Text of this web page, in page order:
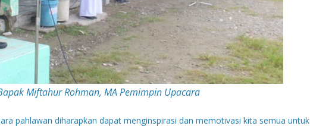
Miftahur Rohman, MA Pemimpin Upacara
pahlawan diharapkan dapat menginspirasi dan memotivasi kita semua untuk